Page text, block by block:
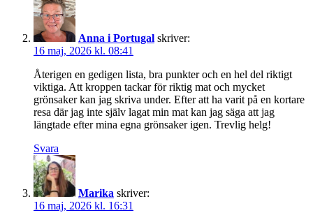
Anna i Portugal skriver:
16 maj, 2026 kl. 08:41
Återigen en gedigen lista, bra punkter och en hel del riktigt
viktiga. Att kroppen tackar för riktig mat och mycket
grönsaker kan jag skriva under. Efter att ha varit på en kortare
resa där jag inte själv lagat min mat kan jag säga att jag
längtade efter mina egna grönsaker igen. Trevlig helg!
Svara
Marika skriver:
16 maj, 2026 kl. 16:31